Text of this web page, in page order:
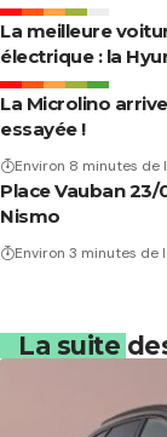
La meilleure
électrique : la
La Microlino
essayée !
Environ 8 minutes de
Place Vauban 23/
Nismo
Environ 3 minutes de
La suite